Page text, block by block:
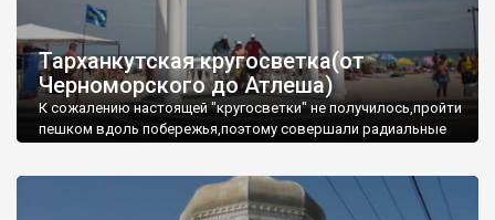
Тарханкутская кругосветка(от
Черноморского до Атлеша)
К сожалению настоящей "кругосветки" не получилось,пройти
пешком вдоль побережья,поэтому совершали радиальные